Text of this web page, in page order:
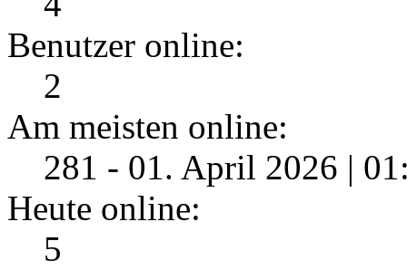
Benutzer online:
2
Am meisten online:
281 - 01. April 2026 |
Heute online:
5